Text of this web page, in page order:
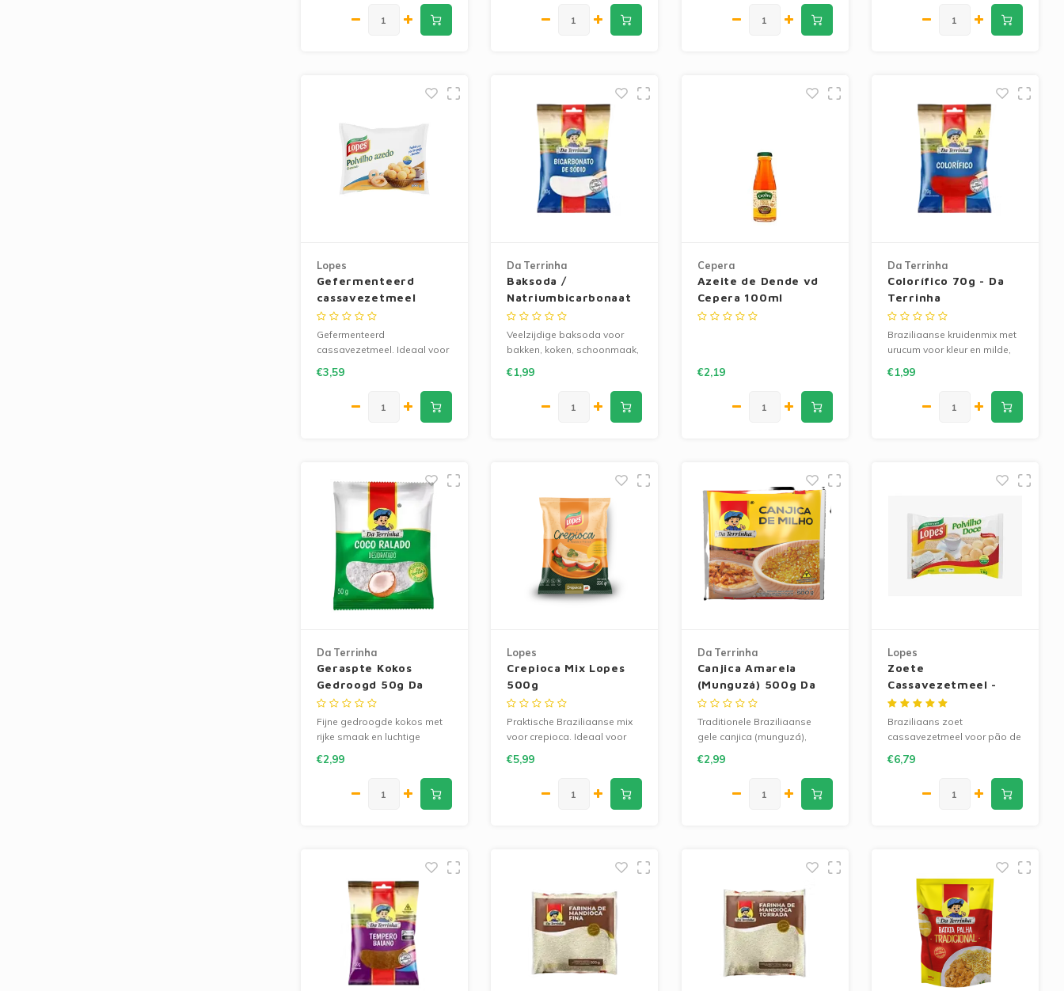
huisgemaakte gerechten
extra karakter te geven.
Lopes
Gefermenteerd
cassavezetmeel
Lopes 500g
Gefermenteerd
cassavezetmeel. Ideaal voor
glutenvrije bakrecepten.
€3,59
Da Terrinha
Baksoda /
Natriumbicarbonaat
80g Da Terrinha
Veelzijdige baksoda voor
bakken, koken, schoonmaak,
geurverwijdering. Handige
dagelijks gebruik.
€1,99
Cepera
Azeite de Dende vd
Cepera 100ml
€2,19
Da Terrinha
Colorífico 70g - Da
Terrinha
Braziliaanse kruidenmix met
urucum voor kleur en milde,
voor rijst, vlees en sauzen.
€1,99
Da Terrinha
Geraspte Kokos
Gedroogd 50g Da
Terrinha
Fijne gedroogde kokos met
rijke smaak en luchtige
yoghurt en bakrecepten.
€2,99
Lopes
Crepioca Mix Lopes
500g
Praktische Braziliaanse mix
voor crepioca. Ideaal voor
maaltijden.
€5,99
Da Terrinha
Canjica Amarela
(Munguzá) 500g Da
Terrinha
Traditionele Braziliaanse
gele canjica (munguzá),
100% maïs en glutenvrij.
Ideaal voor authentieke
Braziliaanse recepten.
€2,99
Lopes
Zoete
Cassavezetmeel -
Lopes 1kg
Braziliaans zoet
cassavezetmeel voor pão de
veelzijdig en ideaal voor
€6,79